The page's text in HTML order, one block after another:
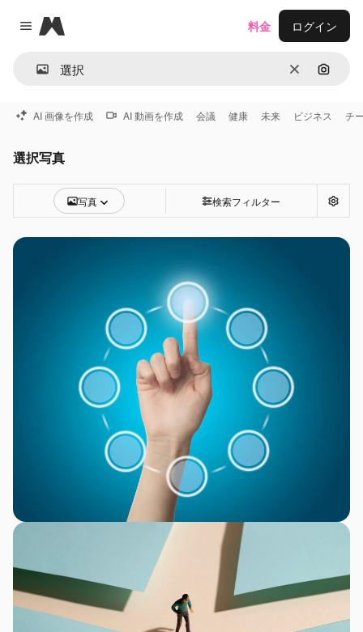
Close menu
Magnific
消去 画像で
料金 ログイン
AI 画像を作成 AI 動画を作成 会議 健康 未来 ビジネス チ
選択写真
写真 検索フィルター